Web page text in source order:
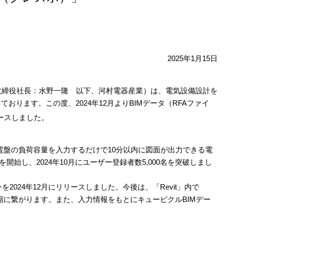
2025年1月15日
役社長：水野一隆 以下、河村電器産業）は、電気設備設計を
おります。この度、 2024年12月より BIMデータ（RFAファイ
しました。
盤の負荷容量を入力するだけで10分以内に図面が出力できる電
開始し、 2024年10月にユーザー登録者数5,000名を突破しまし
を2024年12月にリリースしました。今後は、「Revit 」内で
繋がります。また、入力情報をもとにキュービクルBIMデー